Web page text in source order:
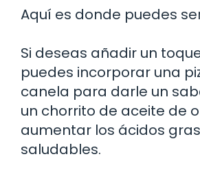
Aquí es donde puedes
Si deseas añadir un
puedes incorporar una
canela para darle un
un chorrito de aceite de
aumentar los ácidos
saludables.